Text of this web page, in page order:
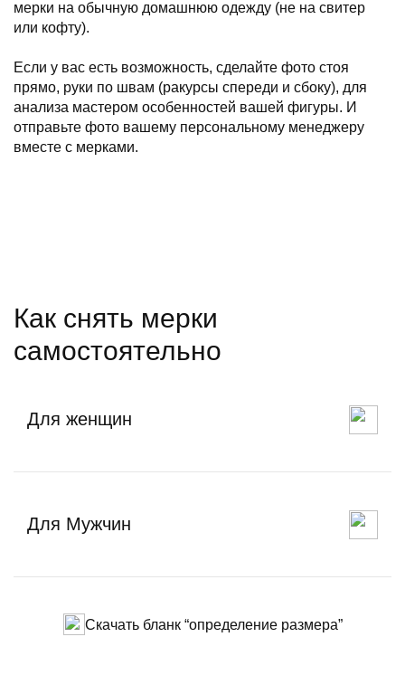
мерки на обычную домашнюю одежду (не на свитер
или кофту).
Если у вас есть возможность, сделайте фото стоя
прямо, руки по швам (ракурсы спереди и сбоку), для
анализа мастером особенностей вашей фигуры. И
отправьте фото вашему персональному менеджеру
вместе с мерками.
Как снять мерки
самостоятельно
Для женщин
Для Мужчин
Скачать бланк “определение размера”